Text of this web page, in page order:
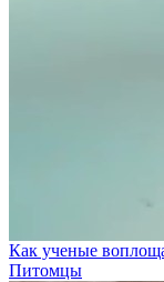
Как ученые
Питомцы